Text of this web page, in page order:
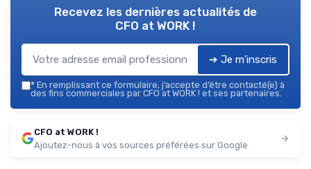
Recevez les dernières actualités de
CFO at WORK !
➔ Je m'inscris
* En remplissant ce formulaire, j’accepte d’être contacté(e) à
des fins commerciales par CFO at WORK ! et ses partenaires.
CFO at WORK !
Ajoutez-nous à vos sources préférées sur Google